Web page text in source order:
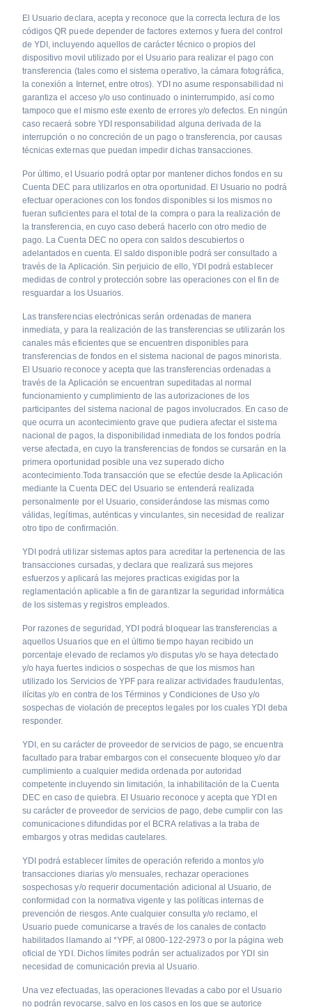
El Usuario declara, acepta y reconoce que la correcta lectura de los
códigos QR puede depender de factores externos y fuera del control
de YDI, incluyendo aquellos de carácter técnico o propios del
dispositivo movil utilizado por el Usuario para realizar el pago con
transferencia (tales como el sistema operativo, la cámara fotográfica,
la conexión a Internet, entre otros). YDI no asume responsabilidad ni
garantiza el acceso y/o uso continuado o ininterrumpido, así como
tampoco que el mismo este exento de errores y/o defectos. En ningún
caso recaerá sobre YDI responsabilidad alguna derivada de la
interrupción o no concreción de un pago o transferencia, por causas
técnicas externas que puedan impedir dichas transacciones.
Por último, el Usuario podrá optar por mantener dichos fondos en su
Cuenta DEC para utilizarlos en otra oportunidad. El Usuario no podrá
efectuar operaciones con los fondos disponibles si los mismos no
fueran suficientes para el total de la compra o para la realización de
la transferencia, en cuyo caso deberá hacerlo con otro medio de
pago. La Cuenta DEC no opera con saldos descubiertos o
adelantados en cuenta. El saldo disponible podrá ser consultado a
través de la Aplicación. Sin perjuicio de ello, YDI podrá establecer
medidas de control y protección sobre las operaciones con el fin de
resguardar a los Usuarios.
Las transferencias electrónicas serán ordenadas de manera
inmediata, y para la realización de las transferencias se utilizarán los
canales más eficientes que se encuentren disponibles para
transferencias de fondos en el sistema nacional de pagos minorista.
El Usuario reconoce y acepta que las transferencias ordenadas a
través de la Aplicación se encuentran supeditadas al normal
funcionamiento y cumplimiento de las autorizaciones de los
participantes del sistema nacional de pagos involucrados. En caso de
que ocurra un acontecimiento grave que pudiera afectar el sistema
nacional de pagos, la disponibilidad inmediata de los fondos podría
verse afectada, en cuyo la transferencias de fondos se cursarán en la
primera oportunidad posible una vez superado dicho
acontecimiento.Toda transacción que se efectúe desde la Aplicación
mediante la Cuenta DEC del Usuario se entenderá realizada
personalmente por el Usuario, considerándose las mismas como
válidas, legítimas, auténticas y vinculantes, sin necesidad de realizar
otro tipo de confirmación.
YDI podrá utilizar sistemas aptos para acreditar la pertenencia de las
transacciones cursadas, y declara que realizará sus mejores
esfuerzos y aplicará las mejores practicas exigidas por la
reglamentación aplicable a fin de garantizar la seguridad informática
de los sistemas y registros empleados.
Por razones de seguridad, YDI podrá bloquear las transferencias a
aquellos Usuarios que en el último tiempo hayan recibido un
porcentaje elevado de reclamos y/o disputas y/o se haya detectado
y/o haya fuertes indicios o sospechas de que los mismos han
utilizado los Servicios de YPF para realizar actividades fraudulentas,
ilícitas y/o en contra de los Términos y Condiciones de Uso y/o
sospechas de violación de preceptos legales por los cuales YDI deba
responder.
YDI, en su carácter de proveedor de servicios de pago, se encuentra
facultado para trabar embargos con el consecuente bloqueo y/o dar
cumplimiento a cualquier medida ordenada por autoridad
competente incluyendo sin limitación, la inhabilitación de la Cuenta
DEC en caso de quiebra. El Usuario reconoce y acepta que YDI en
su carácter de proveedor de servicios de pago, debe cumplir con las
comunicaciones difundidas por el BCRA relativas a la traba de
embargos y otras medidas cautelares.
YDI podrá establecer límites de operación referido a montos y/o
transacciones diarias y/o mensuales, rechazar operaciones
sospechosas y/o requerir documentación adicional al Usuario, de
conformidad con la normativa vigente y las políticas internas de
prevención de riesgos. Ante cualquier consulta y/o reclamo, el
Usuario puede comunicarse a través de los canales de contacto
habilitados llamando al *YPF, al 0800-122-2973 o por la página web
oficial de YDI. Dichos límites podrán ser actualizados por YDI sin
necesidad de comunicación previa al Usuario.
Una vez efectuadas, las operaciones llevadas a cabo por el Usuario
no podrán revocarse, salvo en los casos en los que se autorice